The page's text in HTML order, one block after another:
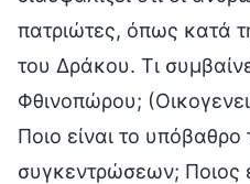
πατριώτες, όπως κατά
του Δράκου. Τι
Φθινοπώρου;
Ποιο είναι το
συγκεντρώσεων; Ποιος